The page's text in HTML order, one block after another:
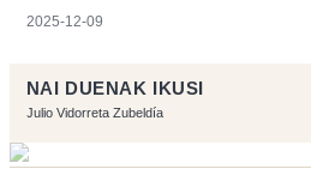
2025-12-09
NAI DUENAK IKUSI
Julio Vidorreta Zubeldía